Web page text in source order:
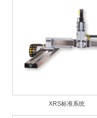
XRS标准系统